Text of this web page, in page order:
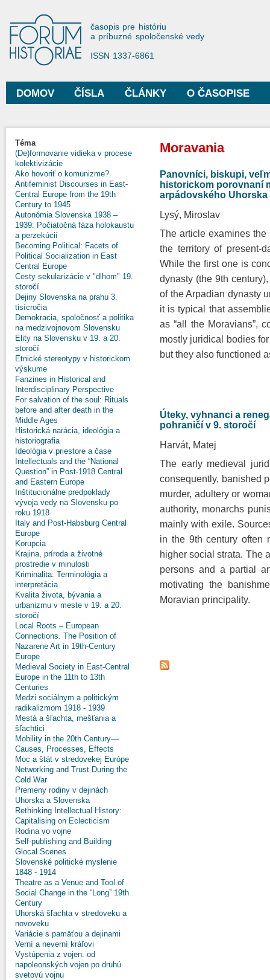
Forum Historiae
časopis pre históriu
a príbuzné spoločenské vedy
ISSN 1337-6861
Hlavné menu
DOMOV ČÍSLA ČLÁNKY O ČASOPISE
Nachádzate sa tu
Téma
(De)formovanie vidieka v procese
kolektivizácie
Ako hovoriť o komunizme?
Antifeminist Discourses in East-
Central Europe from the 19th
Century to 1945
Autonómia Slovenska 1938 –
1939: Počiatočná fáza holokaustu
a perzekúcií
Becoming Political: Facets of
Political Socialization in East
Central Europe
Cesty sekularizácie v "dlhom" 19.
storočí
Dejiny Slovenska na prahu 3.
tisícročia
Demokracia, spoločnosť a politika
na medzivojnovom Slovensku
Elity na Slovensku v 19. a 20.
storočí
Etnické stereotypy v historickom
výskume
Fanzines in Historical and
Interdisciplinary Perspective
For salvation of the soul: Rituals
before and after death in the
Middle Ages
Historická narácia, ideológia a
historiografia
Ideológia v priestore a čase
Intellectuals and the “National
Question” in Post-1918 Central
and Eastern Europe
Inštitucionálne predpoklady
vývoja vedy na Slovensku po
roku 1918
Italy and Post-Habsburg Central
Europe
Korupcia
Krajina, príroda a životné
prostredie v minulosti
Kriminalita: Terminológia a
interpretácia
Kvalita života, bývania a
urbanizmu v meste v 19. a 20.
storočí
Local Roots – European
Connections. The Position of
Nazarene Art in 19th-Century
Europe
Medieval Society in East-Central
Europe in the 11th to 13th
Centuries
Medzi sociálnym a politickým
radikalizmom 1918 - 1939
Mestá a šľachta, mešťania a
šľachtici
Mobility in the 20th Century—
Causes, Processes, Effects
Moc a štát v stredovekej Európe
Networking and Trust During the
Cold War
Premeny rodiny v dejinách
Uhorska a Slovenska
Rethinking Intellectual History:
Capitalising on Eclecticism
Rodina vo vojne
Self-publishing and Building
Glocal Scenes
Slovenské politické myslenie
1848 - 1914
Theatre as a Venue and Tool of
Social Change in the “Long” 19th
Century
Uhorská šľachta v stredoveku a
novoveku
Variácie s pamäťou a dejinami
Verní a neverní kráľovi
Vystúpenia z vojen: od
napoleonských vojen po druhú
svetovú vojnu
Moravania
Panovníci, biskupi,
historickom porovnaní
arpádovského Uhorska
Lysý, Miroslav
The article examines
the territory of present-
While the first one is
dynasty (the 9th
of the Arpadian dynasty
it is typical that
as “all the Moravians”,
mostly juridical bodies
but they also functioned
Úteky, vyhnanci a
pohraničí v 9. storočí
Harvát, Matej
The early medieval
consequently, banished
murder, adultery or
authority, monarchs
mainly with exile.
in the 9th century often
higher social strata. The
persons and a partial
motivating the
Moravian principality.